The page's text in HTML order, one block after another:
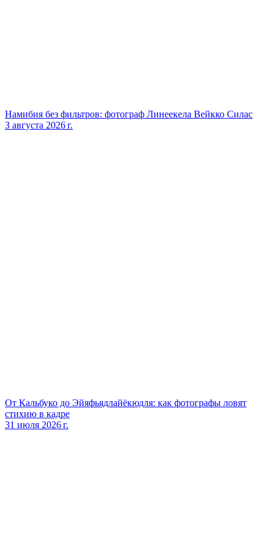
Намибия без фильтров: фотограф Линеекела Вейкко Силас
3 августа 2026 г.
От Кальбуко до Эйяфьядлайёкюдля: как фотографы ловят
стихию в кадре
31 июля 2026 г.